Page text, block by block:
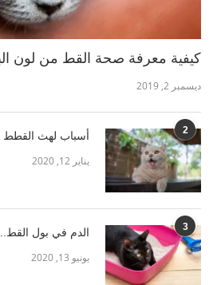
كيفية معرفة صحة القط من لون
ديسمبر 2, 2019
2 أسباب لهث القطط
يناير 12, 2020
3 الدم في بول
يونيو 13, 2020